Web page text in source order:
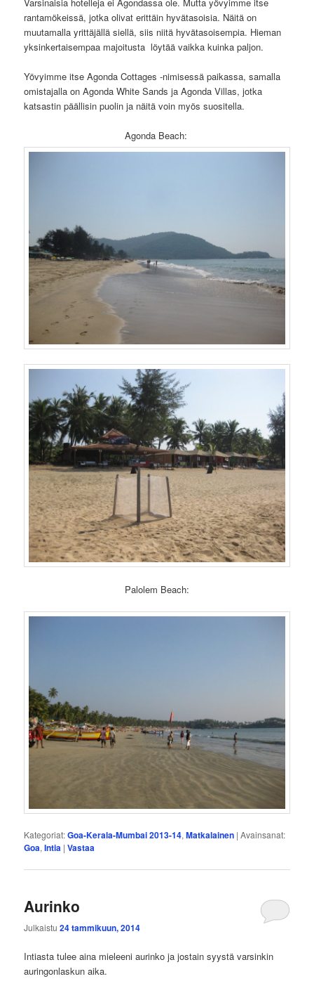
rantamökeissä, jotka olivat erittäin hyvätasoisia. Näitä on
muutamalla yrittäjällä siellä, siis niitä hyvätasoisempia. Hieman
yksinkertaisempaa majoitusta löytää vaikka kuinka paljon.
Yövyimme itse Agonda Cottages -nimisessä paikassa, samalla
omistajalla on Agonda White Sands ja Agonda Villas, jotka
katsastin päällisin puolin ja näitä voin myös suositella.
Agonda Beach:
Palolem Beach:
Kategoriat:Goa-Kerala-Mumbai 2013-14,Matkalainen |Avainsanat:
Goa,Intia |Vastaa
Aurinko
Julkaistu24 tammikuun, 2014
Intiasta tulee aina mieleeni aurinko ja jostain syystä varsinkin
auringonlaskun aika.